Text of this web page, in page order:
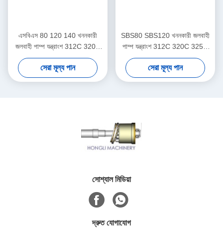
এসবিএস 80 120 140 খননকারী
জলবাহী পাম্প যন্ত্রাংশ 312C 320C
325C সমর্থন
সেরা মূল্য পান
SBS80 SBS120 খননকারী জলবাহী
পাম্প যন্ত্রাংশ 312C 320C 325C
মেরামত
সেরা মূল্য পান
সোশ্যাল মিডিয়া
দ্রুত যোগাযোগ